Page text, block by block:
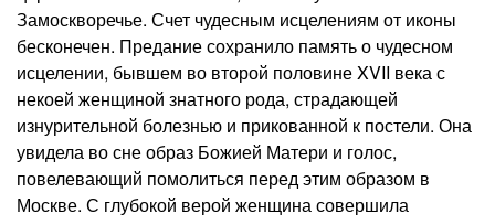
Замоскворечье. Счет чудесным исцелениям от иконы
бесконечен. Предание сохранило память о чудесном
исцелении, бывшем во второй половине XVII века с
некоей женщиной знатного рода, страдающей
изнурительной болезнью и прикованной к постели. Она
увидела во сне образ Божией Матери и голос,
повелевающий помолиться перед этим образом в
Москве. С глубокой верой женщина совершила